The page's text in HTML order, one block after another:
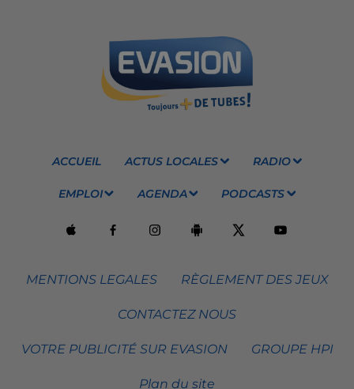
ACCUEIL ACTUS LOCALES RADIO
EMPLOI AGENDA PODCASTS
MENTIONS LEGALES RÈGLEMENT DES JEUX
CONTACTEZ NOUS
VOTRE PUBLICITÉ SUR EVASION GROUPE HPI
Plan du site